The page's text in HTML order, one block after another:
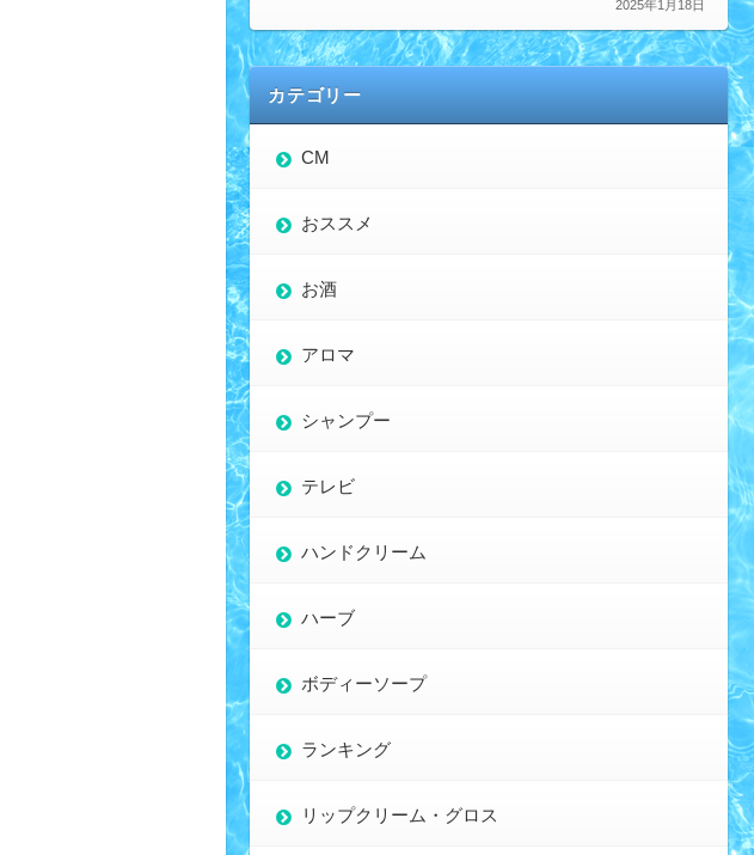
2025年1月18日
カテゴリー
CM
おススメ
お酒
アロマ
シャンプー
テレビ
ハンドクリーム
ハーブ
ボディーソープ
ランキング
リップクリーム・グロス